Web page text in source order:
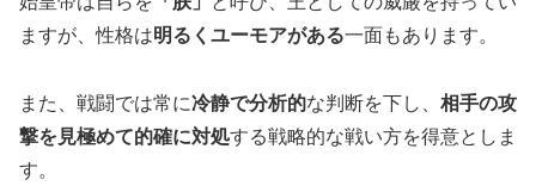
ますが、性格は明るくユーモアがある一面もあります。
また、戦闘では常に冷静で分析的な判断を下し、 相手の攻
撃を見極めて的確に対処する戦略的な戦い方を得意としま
す。